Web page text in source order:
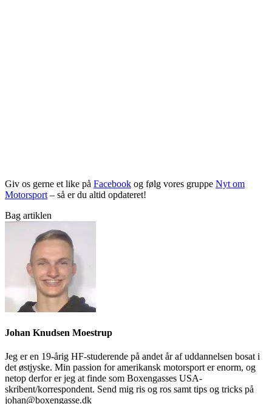
Giv os gerne et like på Facebook og følg vores gruppe Nyt om
Motorsport – så er du altid opdateret!
Bag artiklen
Johan Knudsen Moestrup
Jeg er en 19-årig HF-studerende på andet år af uddannelsen bosat i
det østjyske. Min passion for amerikansk motorsport er enorm, og
netop derfor er jeg at finde som Boxengasses USA-
skribent/korrespondent. Send mig ris og ros samt tips og tricks på
johan@boxengasse.dk